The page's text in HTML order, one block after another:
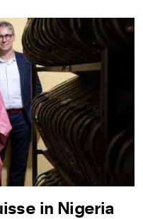
in Nigeria